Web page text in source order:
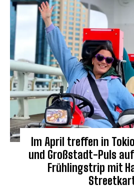
Im April treffen in
und Großstadt-Puls
Frühlingstrip mit